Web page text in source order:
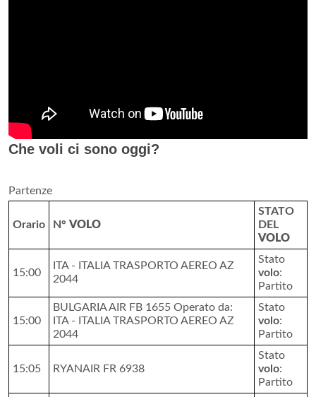
Che voli ci sono oggi?
Partenze
Orario N° VOLO
STATO
DEL
VOLO
15:00
ITA - ITALIA TRASPORTO AEREO AZ
2044
Stato
volo:
Partito
15:00
BULGARIA AIR FB 1655 Operato da:
ITA - ITALIA TRASPORTO AEREO AZ
2044
Stato
volo:
Partito
15:05 RYANAIR FR 6938
Stato
volo:
Partito